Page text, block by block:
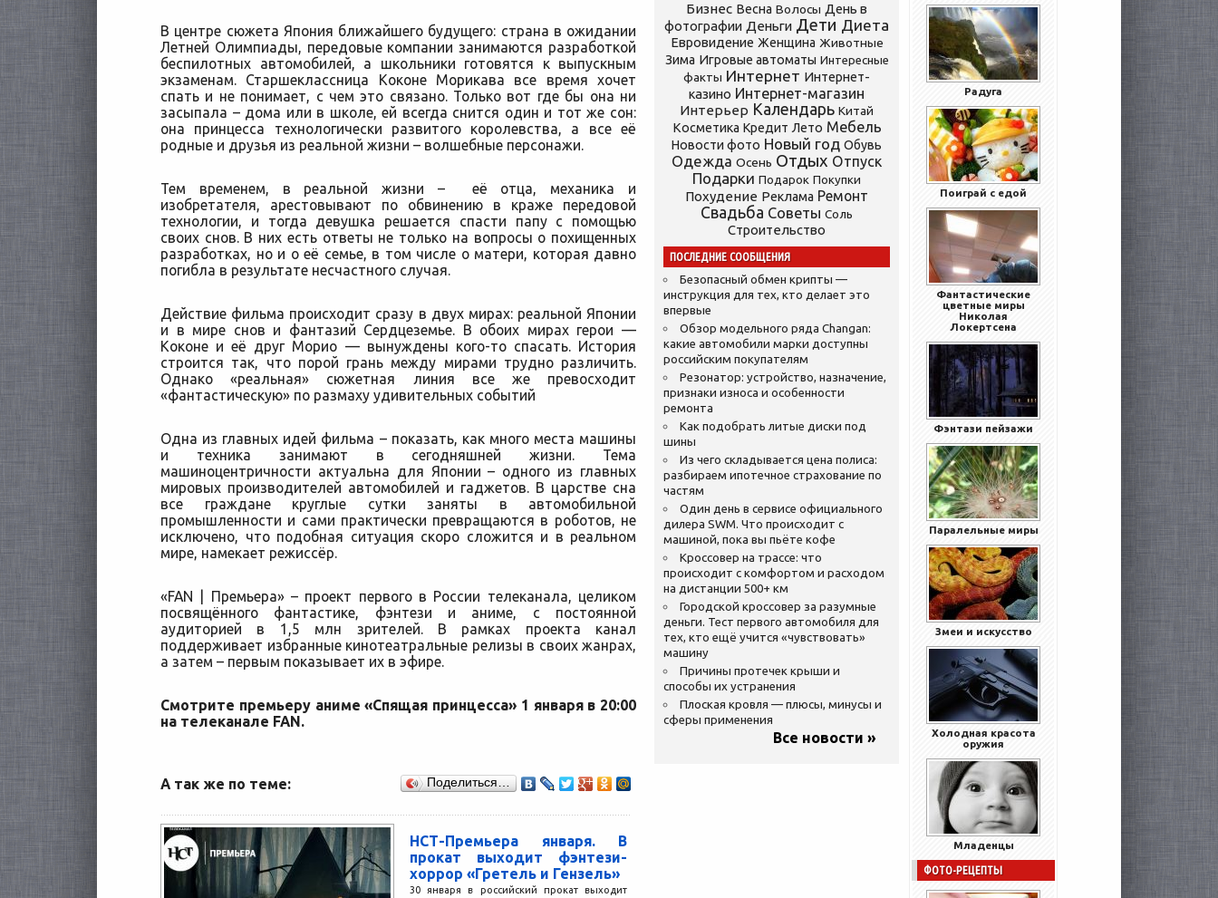
В центре сюжета Япония ближайшего будущего: страна в ожидании
Летней Олимпиады, передовые компании занимаются разработкой
беспилотных автомобилей, а школьники готовятся к выпускным
экзаменам. Старшеклассница Коконе Морикава все время хочет
спать и не понимает, с чем это связано. Только вот где бы она ни
засыпала – дома или в школе, ей всегда снится один и тот же сон:
она принцесса технологически развитого королевства, а все её
родные и друзья из реальной жизни – волшебные персонажи.
Тем временем, в реальной жизни – её отца, механика и
изобретателя, арестовывают по обвинению в краже передовой
технологии, и тогда девушка решается спасти папу с помощью
своих снов. В них есть ответы не только на вопросы о похищенных
разработках, но и о её семье, в том числе о матери, которая давно
погибла в результате несчастного случая.
Действие фильма происходит сразу в двух мирах: реальной Японии
и в мире снов и фантазий Сердцеземье. В обоих мирах герои —
Коконе и её друг Морио — вынуждены кого-то спасать. История
строится так, что порой грань между мирами трудно различить.
Однако «реальная» сюжетная линия все же превосходит
«фантастическую» по размаху удивительных событий
Одна из главных идей фильма – показать, как много места машины
и техника занимают в сегодняшней жизни. Тема
машиноцентричности актуальна для Японии – одного из главных
мировых производителей автомобилей и гаджетов. В царстве сна
все граждане круглые сутки заняты в автомобильной
промышленности и сами практически превращаются в роботов, не
исключено, что подобная ситуация скоро сложится и в реальном
мире, намекает режиссёр.
«FAN | Премьера» – проект первого в России телеканала, целиком
посвящённого фантастике, фэнтези и аниме, с постоянной
аудиторией в 1,5 млн зрителей. В рамках проекта канал
поддерживает избранные кинотеатральные релизы в своих жанрах,
а затем – первым показывает их в эфире.
Смотрите премьеру аниме «Спящая принцесса» 1 января в 20:00
на телеканале FAN.
А так же по теме: Поделиться…
НСТ-Премьера января. В
прокат выходит фэнтези-
хоррор «Гретель и Гензель»
30 января в российский прокат выходит
Бизнес Весна Волосы День в
фотографии Деньги Дети Диета
Евровидение Женщина Животные
Зима Игровые автоматы Интересные
факты Интернет Интернет-
казино Интернет-магазин
Интерьер Календарь Китай
Косметика Кредит Лето Мебель
Новости фото Новый год Обувь
Одежда Осень Отдых Отпуск
Подарки Подарок Покупки
Похудение Реклама Ремонт
Свадьба Советы Соль
Строительство
ПОСЛЕДНИЕ СООБЩЕНИЯ
Безопасный обмен крипты —
инструкция для тех, кто делает это
впервые
Обзор модельного ряда Changan:
какие автомобили марки доступны
российским покупателям
Резонатор: устройство, назначение,
признаки износа и особенности
ремонта
Как подобрать литые диски под
шины
Из чего складывается цена полиса:
разбираем ипотечное страхование по
частям
Один день в сервисе официального
дилера SWM. Что происходит с
машиной, пока вы пьёте кофе
Кроссовер на трассе: что
происходит с комфортом и расходом
на дистанции 500+ км
Городской кроссовер за разумные
деньги. Тест первого автомобиля для
тех, кто ещё учится «чувствовать»
машину
Причины протечек крыши и
способы их устранения
Плоская кровля — плюсы, минусы и
сферы применения
Все новости »
Радуга
Поиграй с едой
Фантастические
цветные миры
Николая
Локертсена
Фэнтази пейзажи
Паралельные миры
Змеи и искусство
Холодная красота
оружия
Младенцы
ФОТО-РЕЦЕПТЫ